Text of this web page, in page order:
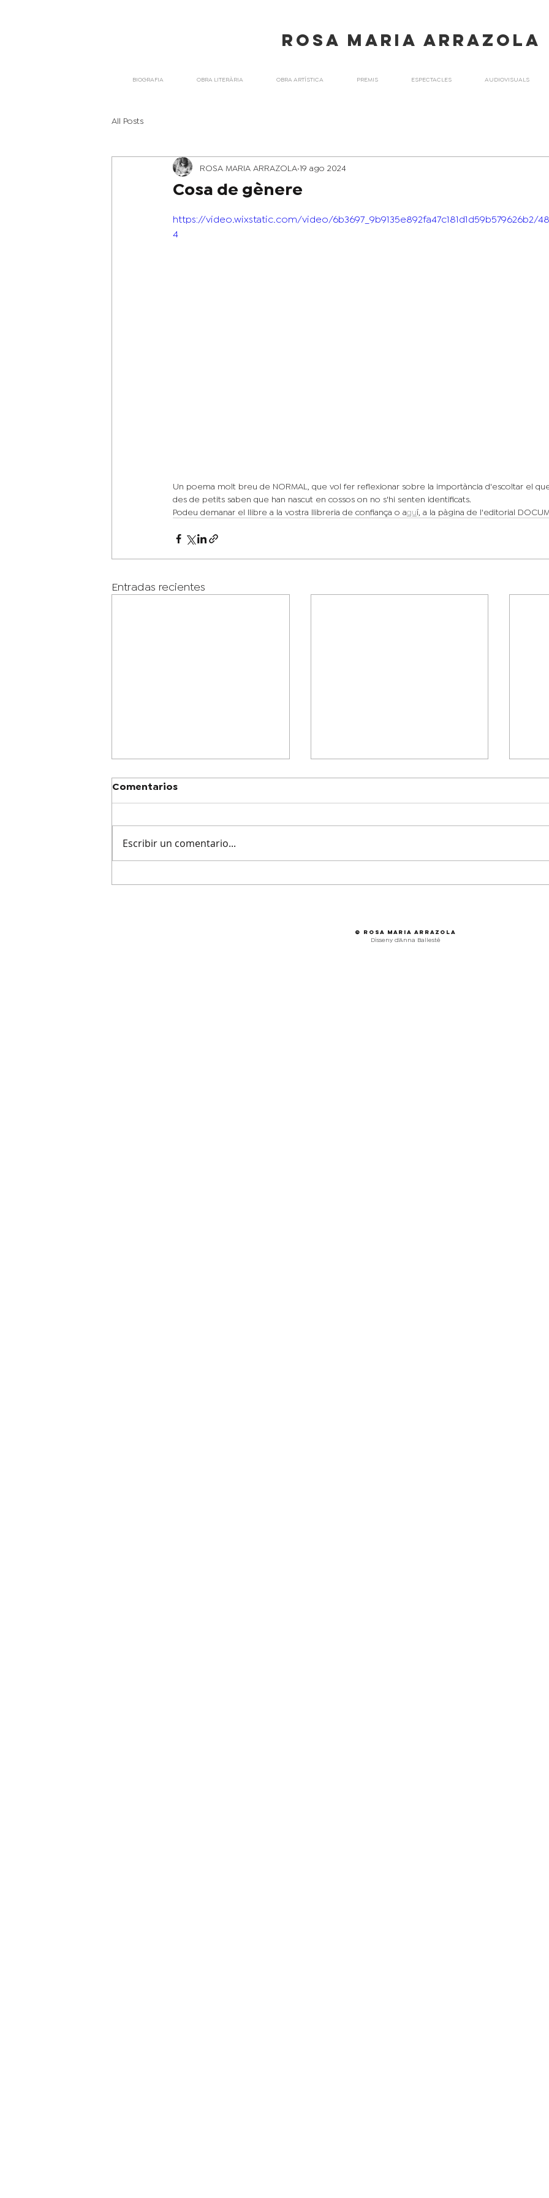
ROSA maria ARRAZOLA
BIOGRAFIA OBRA LITERÀRIA OBRA ARTÍSTICA PREMIS ESPECTACLES AUDIOVISUALS
All Posts
Cosa de gènere
ROSA MARIA ARRAZOLA 19 ago 2024
https://video.wixstatic.com/video/6b3697_9b9135e892fa47c181d1d59b579626b2/
4
Un poema molt breu de NORMAL, que vol fer reflexionar sobre la importància d'escoltar el
des de petits saben que han nascut en cossos on no s'hi senten identificats.
Podeu demanar el llibre a la vostra llibreria de confiança o aquí, a la pàgina de l'editorial
Entradas recientes
Barveritats a La Fatal
Comentarios
Escribir un comentario...
© Rosa maria Arrazola
Disseny d'Anna Ballesté